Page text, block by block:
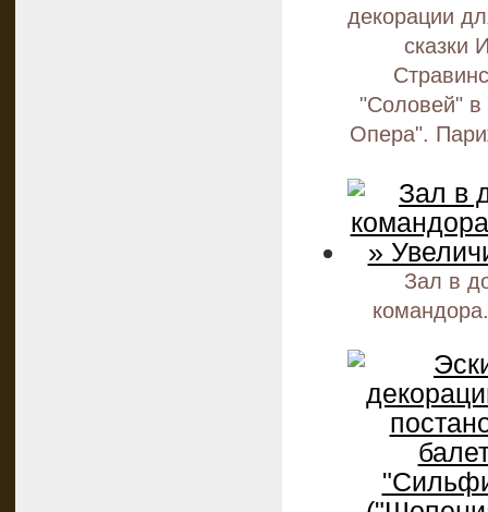
декорации
сказки
"Соловей" в
Опера".
Зал в